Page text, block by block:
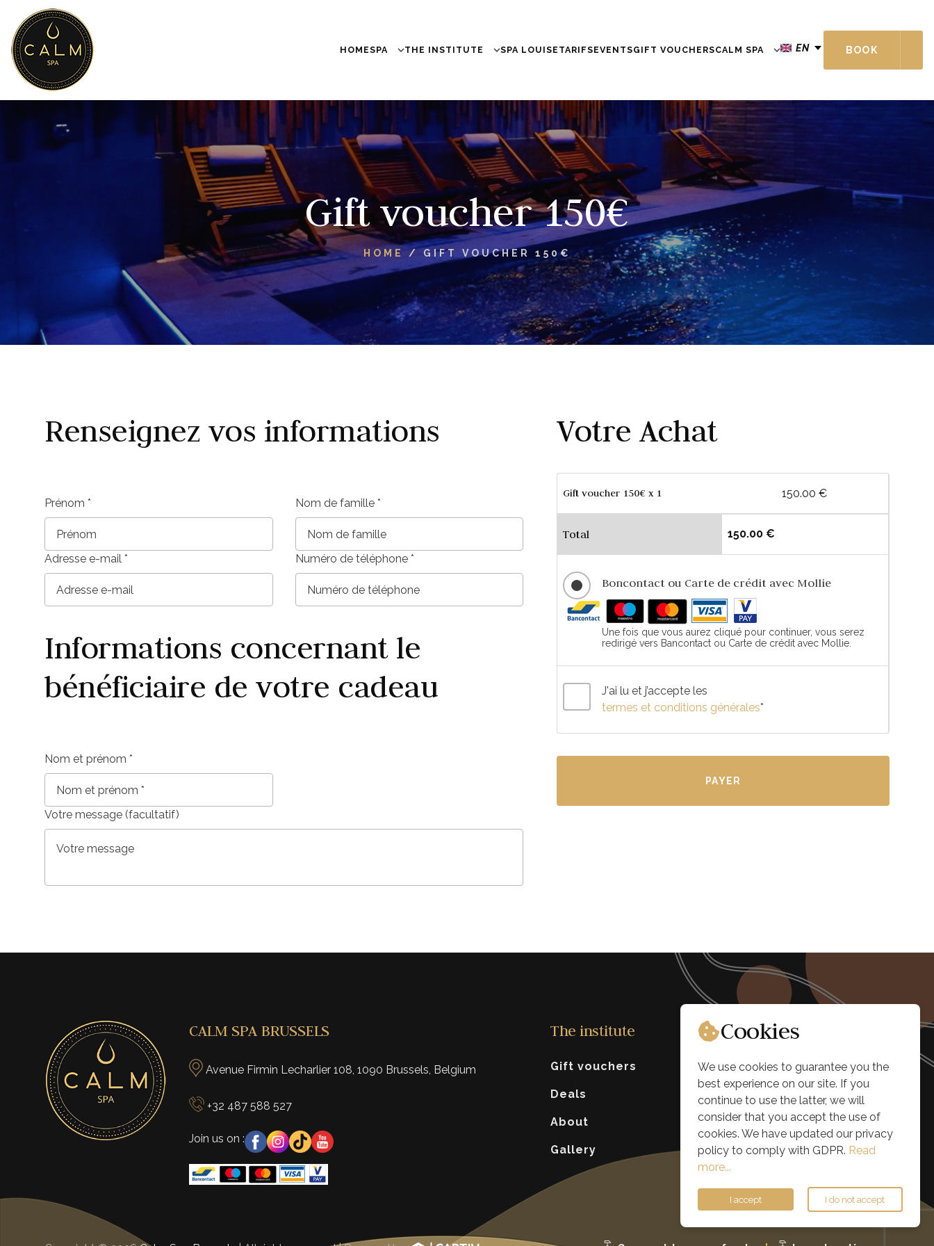
HOMESPA THE INSTITUTE SPA LOUISE TARIFSEVENTSGIFT VOUCHERSCALM SPA EN BOOK
Gift voucher 150€
HOME / GIFT VOUCHER 150€
Renseignez vos informations
Prénom * Nom de famille *
Adresse e-mail * Numéro de téléphone *
Informations concernant le
bénéficiaire de votre cadeau
Nom et prénom *
Votre message (facultatif)
Votre Achat
Gift voucher 150€ x 1 150.00 €
Total 150.00 €
Boncontact ou Carte de crédit avec Mollie
Une fois que vous aurez cliqué pour continuer, vous serez
redirigé vers Bancontact ou Carte de crédit avec Mollie.
J'ai lu et j’accepte les
termes et conditions générales*
PAYER
CALM SPA BRUSSELS
Avenue Firmin Lecharlier 108, 1090 Brussels, Belgium
+32 487 588 527
Join us on :
The institute
Gift vouchers
Deals
About
Gallery
Blog
Job
Contact
Cookies
We use cookies to guarantee you the
best experience on our site. If you
continue to use the latter, we will
consider that you accept the use of
cookies. We have updated our privacy
policy to comply with GDPR. Read
more...
I accept I do not accept